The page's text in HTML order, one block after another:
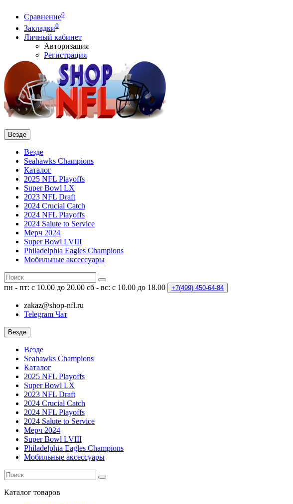
Сравнение0
Закладки0
Личный кабинет
Авторизация
Регистрация
Везде
Везде
Seahawks Champions
Каталог
2025 NFL Playoffs
Super Bowl LX
2023 NFL Draft
2024 Crucial Catch
2024 NFL Playoffs
2024 Salute to Service
Мерч 2024
Super Bowl LVIII
Philadelphia Eagles Champions
Мобильные аксессуары
пн - пт: с 10.00 до 20.00 сб - вс: с 10.00 до 18.00 +7(499) 450-64-84
zakaz@shop-nfl.ru
Telegram Чат
Везде
Везде
Seahawks Champions
Каталог
2025 NFL Playoffs
Super Bowl LX
2023 NFL Draft
2024 Crucial Catch
2024 NFL Playoffs
2024 Salute to Service
Мерч 2024
Super Bowl LVIII
Philadelphia Eagles Champions
Мобильные аксессуары
Каталог товаров